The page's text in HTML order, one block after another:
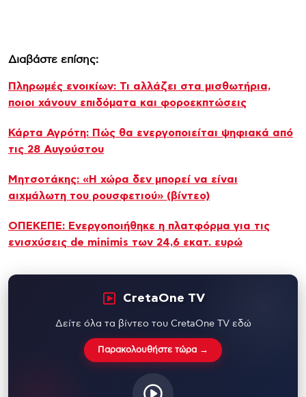
Διαβάστε επίσης:
Πληρωμές ενοικίων: Τι αλλάζει στα μισθωτήρια,
ποιοι χάνουν επιδόματα και φοροεκπτώσεις
Κάρτα Αγρότη: Πώς θα ενεργοποιείται ψηφιακά από
τις 28 Αυγούστου
Μητσοτάκης: «Η χώρα δεν μπορεί να είναι
αιχμάλωτη του ρουσφετιού» (βίντεο)
ΟΠΕΚΕΠΕ: Ενεργοποιήθηκε η πλατφόρμα για τις
ενισχύσεις de minimis των 24,6 εκατ. ευρώ
CretaOne TV
Δείτε όλα τα βίντεο του CretaOne TV εδώ
Παρακολουθήστε τώρα →